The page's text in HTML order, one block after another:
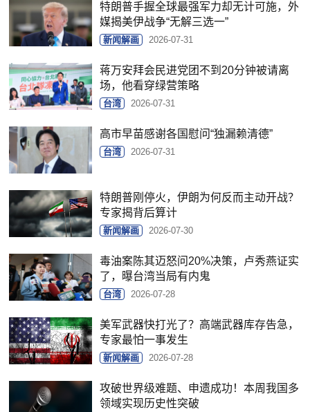
特朗普手握全球最强军力却无计可施，外
媒揭美伊战争“无解三选一”
新闻解画 2026-07-31
蒋万安拜会民进党团不到20分钟被请离
场，他看穿绿营策略
台湾 2026-07-31
高市早苗感谢各国慰问“独漏赖清德”
台湾 2026-07-31
特朗普刚停火，伊朗为何反而主动开战？
专家揭背后算计
新闻解画 2026-07-30
毒油案陈其迈怒问20%决策，卢秀燕证实
了，曝台湾当局有内鬼
台湾 2026-07-28
美军武器快打光了？高端武器库存告急，
专家最怕一事发生
新闻解画 2026-07-28
攻破世界级难题、申遗成功！本周我国多
领域实现历史性突破